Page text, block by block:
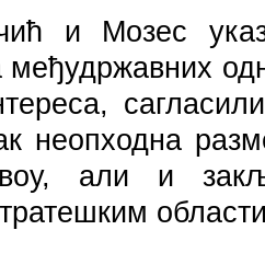
и Мозес
међудржавних
неопходна
али и